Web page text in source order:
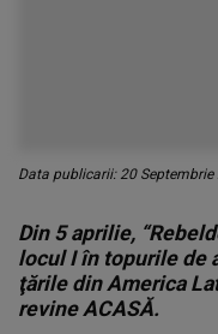
Data publicarii: 20 Septembrie
Din 5 aprilie,
locul I în topurile de
ţările din America
revine ACASĂ.